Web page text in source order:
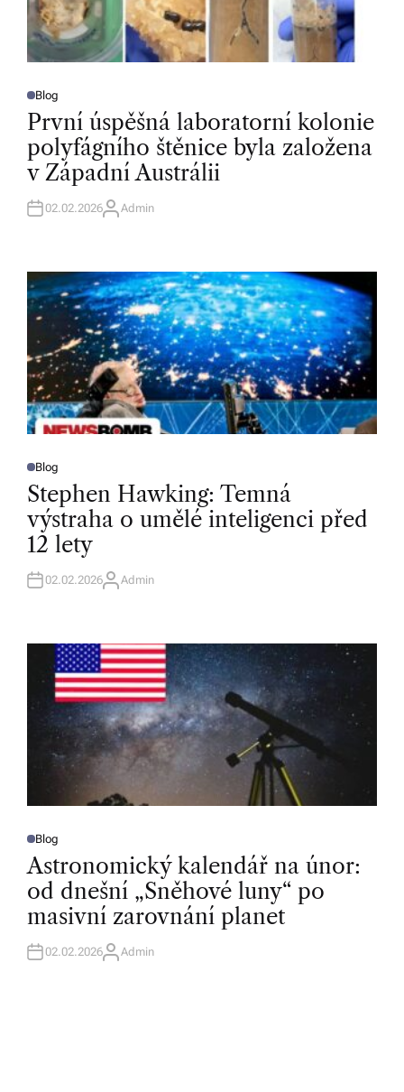
P
O
E
D
I
N
Blog
První úspěšná laboratorní kolonie
polyfágního štěnice byla založena
v Západní Austrálii
02.02.2026A
R
Admin
P
O
S
E
D
I
N
Blog
Stephen Hawking: Temná
výstraha o umělé inteligenci před
12 lety
02.02.2026A
R
Admin
P
S
E
D
I
N
Blog
Astronomický kalendář na únor:
od dnešní „Sněhové luny“ po
masivní zarovnání planet
02.02.2026A
Admin